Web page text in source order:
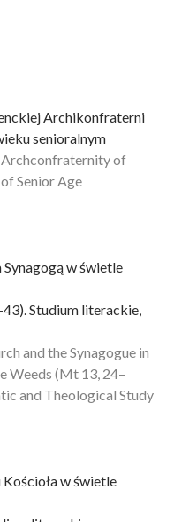
Archikonfraterni
senioralnym
Archconfraternity of
Senior Age
w świetle
Studium literackie,
and the Synagogue in
Weeds (Mt 13, 24–
and Theological Study
w świetle